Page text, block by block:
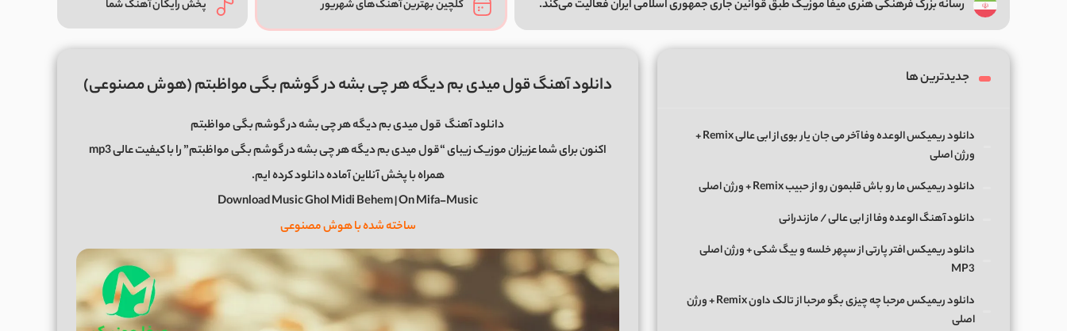
رسانهٔ بزرگ فرهنگی هنری میفا موزیک طبق قوانین جاری جمهوری اسلامی ایران فعالیت می‌کند. گلچین بهترین آهنگ‌های شهریور پخش رایگان آهنگ شما
دانلود آهنگ قول میدی بم دیگه هر چی بشه در گوشم بگی مواظبتم (هوش مصنوعی)
دانلود آهنگ قول میدی بم دیگه هر چی بشه در گوشم بگی مواظبتم
اکنون برای شما عزیزان موزیک زیبای “قول میدی بم دیگه هر چی بشه در گوشم بگی مواظبتم” را با کیفیت عالی mp3
همراه با پخش آنلاین آماده دانلود کرده ایم.
Download Music Ghol Midi Behem | On Mifa-Music
ساخته شده با هوش مصنوعی
جدیدترین ها
دانلود ریمیکس الوعده وفا آخر می جان یار بوی از ابی عالی Remix +
ورژن اصلی
دانلود ریمیکس ما رو باش قلبمون رو از حبیب Remix + ورژن اصلی
دانلود آهنگ الوعده وفا از ابی عالی / مازندرانی
دانلود ریمیکس افتر پارتی از سپهر خلسه و بیگ شکی + ورژن اصلی
MP3
دانلود ریمیکس ﻣﺮﺣﺒﺎ ﭼﻪ ﭼﻴﺰی ﺑﮕﻮ ﻣﺮﺣﺒﺎ از تالک داون Remix + ورژن
اصلی